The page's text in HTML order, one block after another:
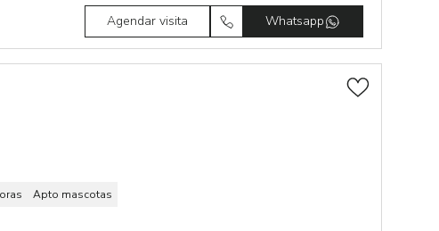
Agendar visita Whatsapp
Apto mascotas